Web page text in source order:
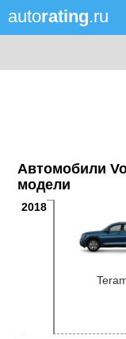
autorating.ru
Автомобили
модели
2018